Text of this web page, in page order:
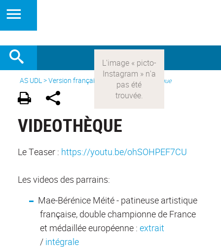
AS UDL>Version française > Medias > Videothèque
VIDEOTHÈQUE
Le Teaser : https://youtu.be/ohSOHPEF7CU
Les videos des parrains:
Mae-Bérénice Méité - patineuse artistique
française, double championne de France
et médaillée européenne : extrait
/ intégrale